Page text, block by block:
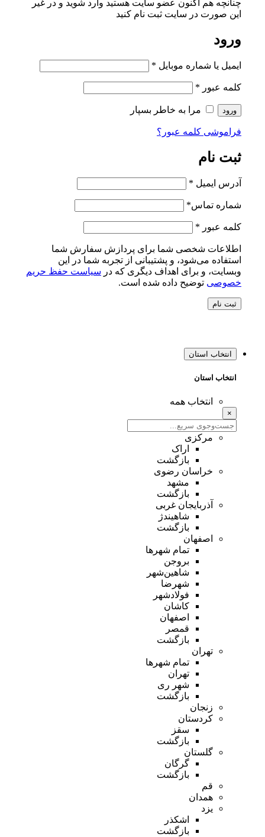
چنانچه هم‌ اکنون عضو سایت هستید وارد شوید و در غیر
این صورت در سایت ثبت نام کنید
ورود
ایمیل یا شماره موبایل *
کلمه عبور *
ورود مرا به خاطر بسپار
فراموشی کلمه عبور؟
ثبت نام
آدرس ایمیل *
شماره تماس*
کلمه عبور *
اطلاعات شخصی شما برای پردازش سفارش شما
استفاده می‌شود، و پشتیبانی از تجربه شما در این
وبسایت، و برای اهداف دیگری که در سیاست حفظ حریم
خصوصی توضیح داده شده است.
ثبت نام
انتخاب استان
انتخاب استان
انتخاب همه
×
مرکزی
اراک
بازگشت
خراسان رضوی
مشهد
بازگشت
آذربایجان غربی
شاهیندژ
بازگشت
اصفهان
تمام شهر‌ها
بروجن
شاهین‌شهر
شهرضا
فولادشهر
کاشان
اصفهان
قمصر
بازگشت
تهران
تمام شهر‌ها
تهران
شهر ری
بازگشت
زنجان
کردستان
سقز
بازگشت
گلستان
گرگان
بازگشت
قم
همدان
یزد
اشکذر
بازگشت